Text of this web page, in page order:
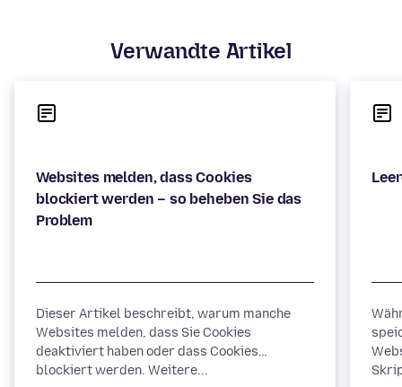
Verwandte Artikel
Websites melden, dass Cookies
blockiert werden – so beheben Sie das
Problem
Dieser Artikel beschreibt, warum manche
Websites melden, dass Sie Cookies
deaktiviert haben oder dass Cookies
blockiert werden. Weitere...